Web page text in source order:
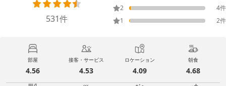
531件
2
4件
1
2件
部屋
4.56
接客・サービス
4.53
ロケーション
4.09
朝食
4.68